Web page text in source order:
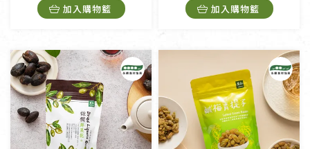
加入購物籃 加入購物籃